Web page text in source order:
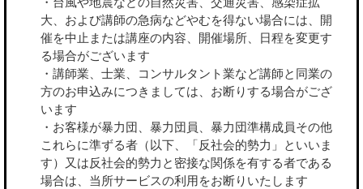
大、および講師の急病などやむを得ない場合には、開
催を中止または講座の内容、開催場所、日程を変更す
る場合がございます
・講師業、士業、コンサルタント業など講師と同業の
方のお申込みにつきましては、お断りする場合がござ
います
・お客様が暴力団、暴力団員、暴力団準構成員その他
これらに準ずる者（以下、「反社会的勢力」といいま
す）又は反社会的勢力と密接な関係を有する者である
場合は、当所サービスの利用をお断りいたします